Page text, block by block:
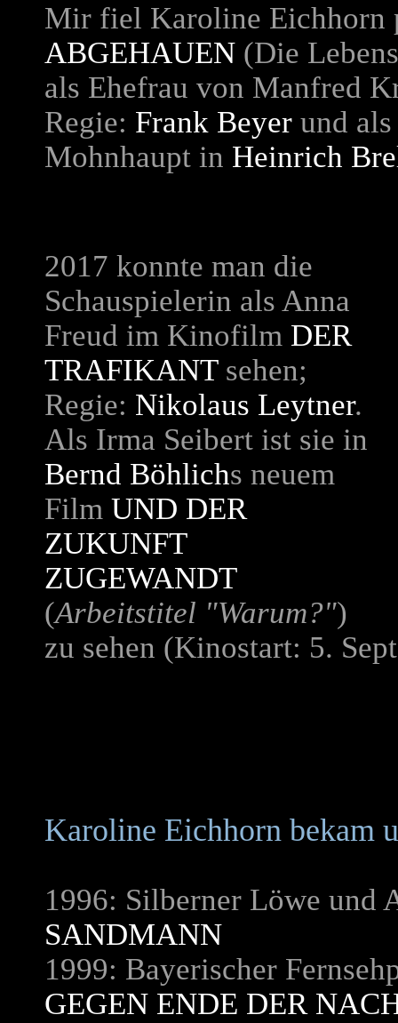
Mir fiel Karoline Eichhorn
ABGEHAUEN (Die
als Ehefrau von Manfred
Regie: Frank Beyer und
Mohnhaupt in Heinrich
2017 konnte man die
Schauspielerin als Anna
Freud im Kinofilm DER
TRAFIKANTsehen;
Regie: Nikolaus Leytner.
Als Irma Seibert ist sie in
Bernd Böhlichs neuem
Film UND DER
ZUKUNFT
ZUGEWANDT
(Arbeitstitel "Warum?")
zu sehen (Kinostart: 5.
Karoline Eichhorn bekam
1996: Silberner Löwe
SANDMANN
1999: Bayerischer
GEGEN ENDE DER